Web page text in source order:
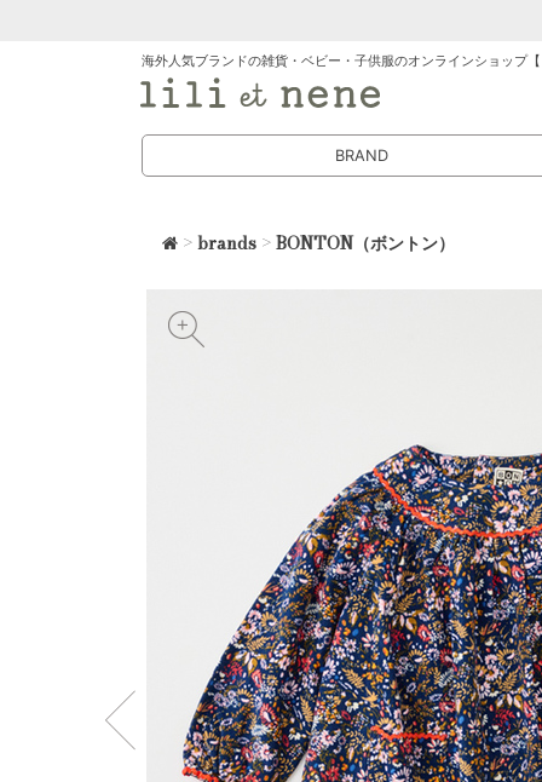
海外人気ブランドの雑貨・ベビー・子供服のオンラインショップ
BRAND
>brands >BONTON（ボントン）